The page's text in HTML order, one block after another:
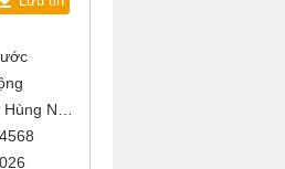
Nguyễn Hùng Nhân